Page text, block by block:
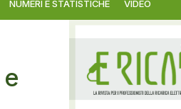
NUMERI E STATISTICHE VIDEO